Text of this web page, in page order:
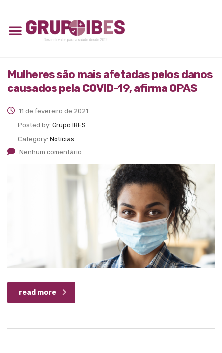
Mulheres são mais afetadas pelos danos
causados pela COVID-19, afirma OPAS
11 de fevereiro de 2021
Posted by: Grupo IBES
Category: Notícias
Nenhum comentário
read more